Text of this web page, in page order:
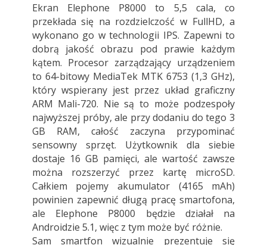
Ekran Elephone P8000 to 5,5 cala, co
przekłada się na rozdzielczość w FullHD, a
wykonano go w technologii IPS. Zapewni to
dobrą jakość obrazu pod prawie każdym
kątem. Procesor zarządzający urządzeniem
to 64-bitowy MediaTek MTK 6753 (1,3 GHz),
który wspierany jest przez układ graficzny
ARM Mali-720. Nie są to może podzespoły
najwyższej próby, ale przy dodaniu do tego 3
GB RAM, całość zaczyna przypominać
sensowny sprzęt. Użytkownik dla siebie
dostaje 16 GB pamięci, ale wartość zawsze
można rozszerzyć przez kartę microSD.
Całkiem pojemy akumulator (4165 mAh)
powinien zapewnić długą pracę smartofona,
ale Elephone P8000 będzie działał na
Androidzie 5.1, więc z tym może być różnie.
Sam smartfon wizualnie prezentuje się